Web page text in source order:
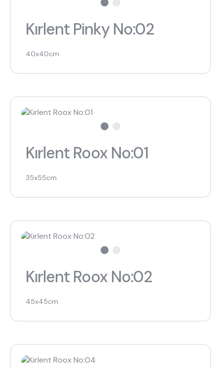
Kırlent Pinky No:02
40x40cm
Kırlent Roox No:01
35x55cm
Kırlent Roox No:02
45x45cm